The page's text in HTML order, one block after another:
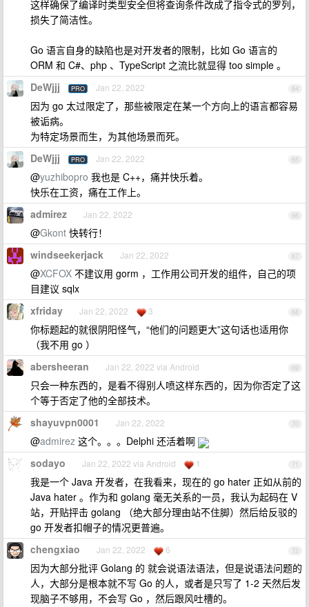
这样确保了编译时类型安全但将查询条件改成了指令式的罗列，
损失了简洁性。
Go 语言自身的缺陷也是对开发者的限制，比如 Go 语言的
ORM 和 C#、php 、TypeScript 之流比就显得 too simple 。
64
DeWjjj PRO Jan 22, 2022
因为 go 太过限定了，那些被限定在某一个方向上的语言都容易
被诟病。
为特定场景而生，为其他场景而死。
65
DeWjjj PRO Jan 22, 2022
@yuzhibopro 我也是 C++，痛并快乐着。
快乐在工资，痛在工作上。
66
admirez Jan 22, 2022
@Gkont 快转行！
67
windseekerjack Jan 22, 2022
@XCFOX 不建议用 gorm ，工作用公司开发的组件，自己的项
目建议 sqlx
68
xfriday Jan 22, 2022 3
你标题起的就很阴阳怪气，“他们的问题更大”这句话也适用你
（我不用 go ）
69
abersheeran Jan 22, 2022 via Android
只会一种东西的，是看不得别人喷这样东西的，因为你否定了这
个等于否定了他的全部技术。
70
shayuvpn0001 Jan 22, 2022
@admirez 这个。。。Delphi 还活着啊
71
sodayo Jan 22, 2022 via Android 1
我是一个 Java 开发者，在我看来，现在的 go hater 正如从前的
Java hater 。作为和 golang 毫无关系的一员，我认为起码在 V
站，开贴抨击 golang （绝大部分理由站不住脚）然后给反驳的
go 开发者扣帽子的情况更普遍。
72
chengxiao Jan 22, 2022 6
因为大部分批评 Golang 的 就会说语法语法，但是说语法问题的
人，大部分是根本就不写 Go 的人，或者是只写了 1-2 天然后发
现脑子不够用，不会写 Go ，然后跟风吐槽的。